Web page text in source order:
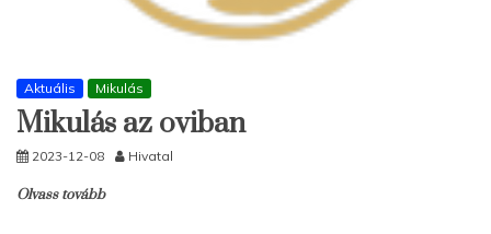
Aktuális Mikulás
Mikulás az oviban
2023-12-08 Hivatal
Olvass tovább